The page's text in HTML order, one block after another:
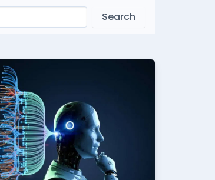
Search